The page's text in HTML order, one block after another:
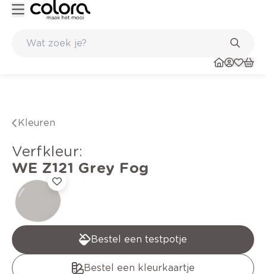
Kleuren
verfkleur:
WE Z121 Grey Fog
Bestel een testpotje
Bestel een kleurkaartje